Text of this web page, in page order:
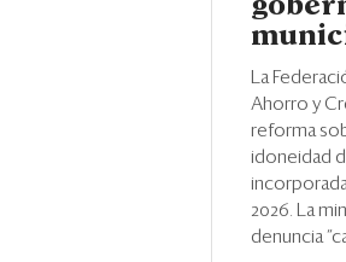
La
Ahorro y
reforma
idoneidad
2026. La
denuncia